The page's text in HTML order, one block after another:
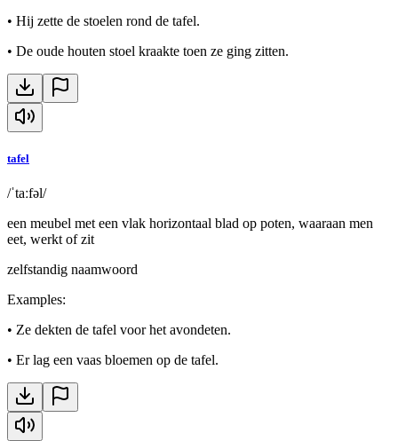
• Hij zette de stoelen rond de tafel.
• De oude houten stoel kraakte toen ze ging zitten.
tafel
/ˈtaːfəl/
een meubel met een vlak horizontaal blad op poten, waaraan men
eet, werkt of zit
zelfstandig naamwoord
Examples:
• Ze dekten de tafel voor het avondeten.
• Er lag een vaas bloemen op de tafel.